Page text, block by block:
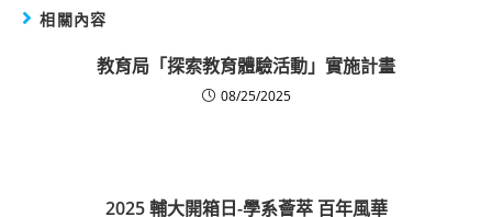
相關內容
教育局「探索教育體驗活動」實施計畫
08/25/2025
2025 輔大開箱日-學系薈萃 百年風華